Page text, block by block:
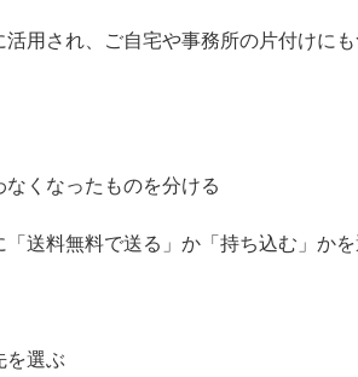
用され、ご自宅や事務所の片付けに
くなったものを分ける
送料無料で送る」か「持ち込む」かを
選ぶ